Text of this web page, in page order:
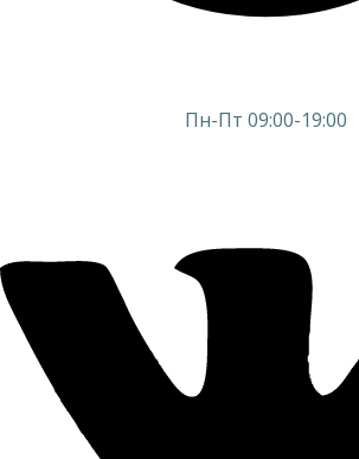
Пн-Пт 09:00-19:00